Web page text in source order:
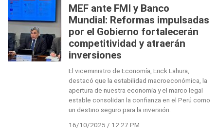
MEF ante FMI y Banco
Mundial: Reformas impulsadas
por el Gobierno fortalecerán
competitividad y atraerán
inversiones
El viceministro de Economía, Erick Lahura,
destacó que la estabilidad macroeconómica, la
apertura de nuestra economía y el marco legal
estable consolidan la confianza en el Perú como
un destino seguro para la inversión.
16/10/2025 / 12:27 PM